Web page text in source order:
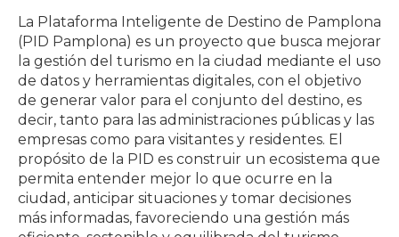
La Plataforma Inteligente de Destino de Pamplona
(PID Pamplona) es un proyecto que busca mejorar
la gestión del turismo en la ciudad mediante el uso
de datos y herramientas digitales, con el objetivo
de generar valor para el conjunto del destino, es
decir, tanto para las administraciones públicas y las
empresas como para visitantes y residentes. El
propósito de la PID es construir un ecosistema que
permita entender mejor lo que ocurre en la
ciudad, anticipar situaciones y tomar decisiones
más informadas, favoreciendo una gestión más